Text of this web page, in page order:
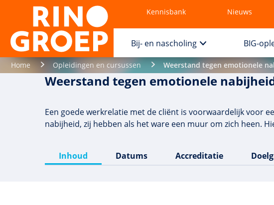
Kennisbank Nieuws
Bij- en nascholing BIG-
Home Opleidingen en cursussen Weerstand tegen emotionele
Weerstand tegen emotionele
Een goede werkrelatie met de cliënt is voorwaardelijk voor
nabijheid, zij hebben als het ware een muur om zich heen.
Inhoud Datums Accreditatie